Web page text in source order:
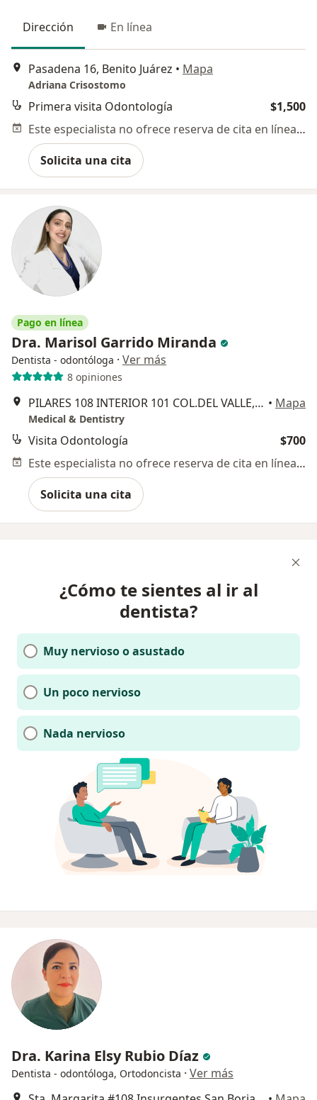
Dirección En línea
Pasadena 16, Benito Juárez • Mapa
Adriana Crisostomo
Primera visita Odontología
$1,500
Este especialista no ofrece reserva de cita en línea en esta dirección.
Solicita una cita
Pago en línea
Dra. Marisol Garrido Miranda
Dentista - odontóloga · Ver más
8 opiniones
PILARES 108 INTERIOR 101 COL.DEL VALLE, Benito Juárez • Mapa
Medical & Dentistry
Visita Odontología
$700
Este especialista no ofrece reserva de cita en línea en esta dirección.
Solicita una cita
¿Cómo te sientes al ir al
dentista?
Muy nervioso o asustado
Un poco nervioso
Nada nervioso
Dra. Karina Elsy Rubio Díaz
Dentista - odontóloga, Ortodoncista · Ver más